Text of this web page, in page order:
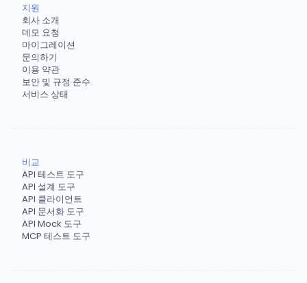
지원
회사 소개
데모 요청
마이그레이션
문의하기
이용 약관
보안 및 규정 준수
서비스 상태
비교
API 테스트 도구
API 설계 도구
API 클라이언트
API 문서화 도구
API Mock 도구
MCP 테스트 도구